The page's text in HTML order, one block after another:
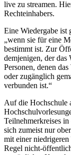
live zu streamen.
Rechteinhabers.
Eine Wiedergabe ist
„wenn sie für eine
bestimmt ist. Zur
demjenigen, der das
Personen, denen
oder zugänglich
verbunden ist.“
Auf die Hochschule
Teilnehmerkreises
sich zumeist nur
mit einer
Regel nicht-